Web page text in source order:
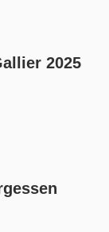
2025